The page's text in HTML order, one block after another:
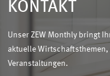
KONTAKT
Unser ZEW Monthly bringt
aktuelle
Veranstaltungen.